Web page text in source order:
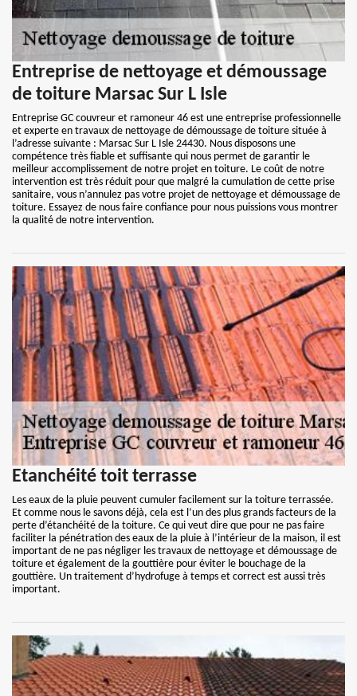
Entreprise de nettoyage et démoussage
de toiture Marsac Sur L Isle
Entreprise GC couvreur et ramoneur 46 est une entreprise professionnelle
et experte en travaux de nettoyage de démoussage de toiture située à
l’adresse suivante : Marsac Sur L Isle 24430. Nous disposons une
compétence très fiable et suffisante qui nous permet de garantir le
meilleur accomplissement de notre projet en toiture. Le coût de notre
intervention est très réduit pour que malgré la cumulation de cette prise
sanitaire, vous n’annulez pas votre projet de nettoyage et démoussage de
toiture. Essayez de nous faire confiance pour nous puissions vous montrer
la qualité de notre intervention.
Etanchéité toit terrasse
Les eaux de la pluie peuvent cumuler facilement sur la toiture terrassée.
Et comme nous le savons déjà, cela est l’un des plus grands facteurs de la
perte d’étanchéité de la toiture. Ce qui veut dire que pour ne pas faire
faciliter la pénétration des eaux de la pluie à l’intérieur de la maison, il est
important de ne pas négliger les travaux de nettoyage et démoussage de
toiture et également de la gouttière pour éviter le bouchage de la
gouttière. Un traitement d’hydrofuge à temps et correct est aussi très
important.